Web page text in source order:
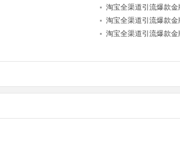
淘宝全渠道引流爆款金
淘宝全渠道引流爆款金
淘宝全渠道引流爆款金